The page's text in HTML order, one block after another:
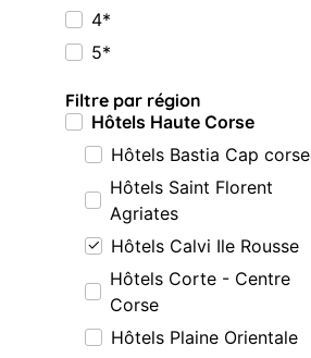
4*
5*
Filtre par région
Hôtels Haute Corse
Hôtels Bastia Cap corse
Hôtels Saint Florent
Agriates
Hôtels Calvi Ile Rousse
Hôtels Corte - Centre
Corse
Hôtels Plaine Orientale